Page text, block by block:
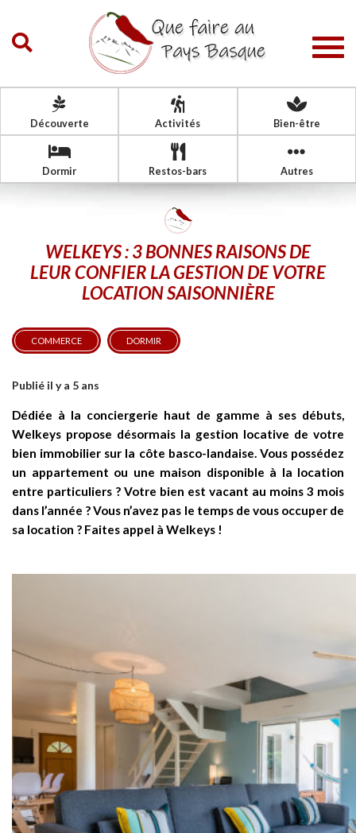
Découverte Activités Bien-être
Dormir Restos-bars Autres
WELKEYS : 3 BONNES RAISONS DE
LEUR CONFIER LA GESTION DE VOTRE
LOCATION SAISONNIÈRE
COMMERCE DORMIR
Publié il y a 5 ans
Dédiée à la conciergerie haut de gamme à ses débuts,
Welkeys propose désormais la gestion locative de votre
bien immobilier sur la côte basco-landaise. Vous possédez
un appartement ou une maison disponible à la location
entre particuliers ? Votre bien est vacant au moins 3 mois
dans l’année ? Vous n’avez pas le temps de vous occuper de
sa location ? Faites appel à Welkeys !